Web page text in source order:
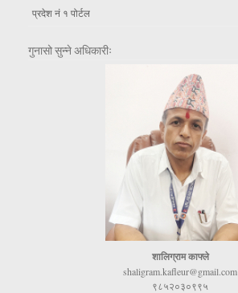
प्रदेश नं १ पोर्टल
गुनासो सुन्ने अधिकारीः
शालिग्राम काफ्ले
shaligram.kafleur@gmail.com
९८५२०३०९९५